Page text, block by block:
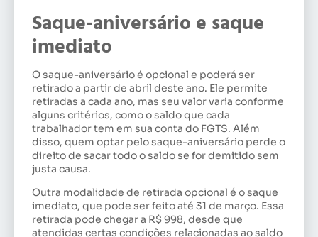
Saque-aniversário e saque
imediato
O saque-aniversário é opcional e poderá ser
retirado a partir de abril deste ano. Ele permite
retiradas a cada ano, mas seu valor varia conforme
alguns critérios, como o saldo que cada
trabalhador tem em sua conta do FGTS. Além
disso, quem optar pelo saque-aniversário perde o
direito de sacar todo o saldo se for demitido sem
justa causa.
Outra modalidade de retirada opcional é o saque
imediato, que pode ser feito até 31 de março. Essa
retirada pode chegar a R$ 998, desde que
atendidas certas condições relacionadas ao saldo